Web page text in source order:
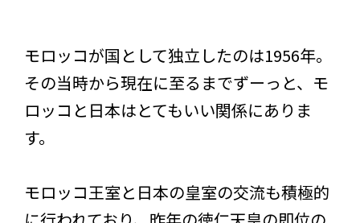
モロッコが国として独立したのは1956年。
その当時から現在に至るまでずーっと、モ
ロッコと日本はとてもいい関係にありま
す。
モロッコ王室と日本の皇室の交流も積極的